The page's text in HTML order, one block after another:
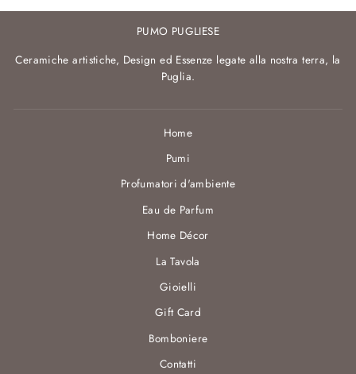
PUMO PUGLIESE
Ceramiche artistiche, Design ed Essenze legate alla nostra terra, la
Puglia.
Home
Pumi
Profumatori d'ambiente
Eau de Parfum
Home Décor
La Tavola
Gioielli
Gift Card
Bomboniere
Contatti